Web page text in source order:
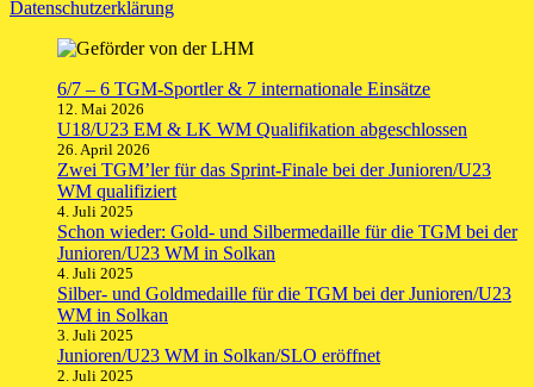
Datenschutzerklärung
6/7 – 6 TGM-Sportler & 7 internationale Einsätze
12. Mai 2026
U18/U23 EM & LK WM Qualifikation abgeschlossen
26. April 2026
Zwei TGM’ler für das Sprint-Finale bei der Junioren/U23
WM qualifiziert
4. Juli 2025
Schon wieder: Gold- und Silbermedaille für die TGM bei der
Junioren/U23 WM in Solkan
4. Juli 2025
Silber- und Goldmedaille für die TGM bei der Junioren/U23
WM in Solkan
3. Juli 2025
Junioren/U23 WM in Solkan/SLO eröffnet
2. Juli 2025